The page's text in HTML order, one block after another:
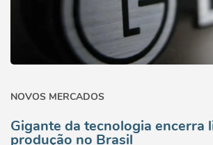
NOVOS MERCADOS
Gigante da tecnologia encerra
produção no Brasil